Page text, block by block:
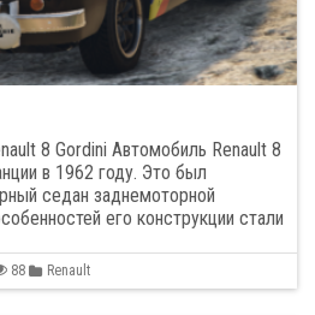
8 Gordini Автомобиль Renault 8
в 1962 году. Это был
седан заднемоторной
его конструкции стали
88 Renault